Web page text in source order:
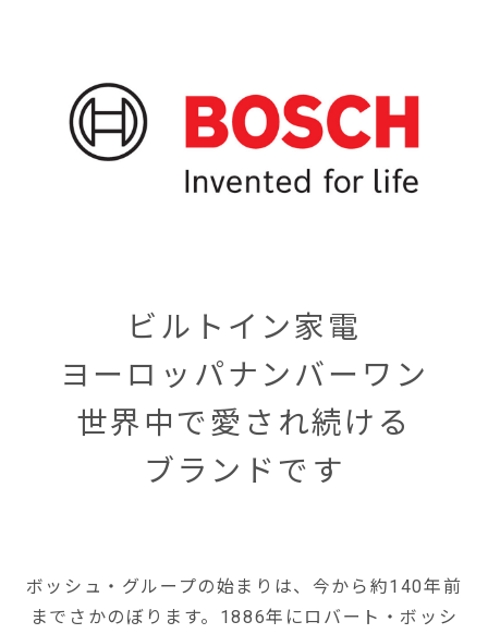
ビルトイン家電
ヨーロッパナンバーワン
世界中で愛され続ける
ブランドです
ボッシュ・グループの始まりは、今から約140年前
までさかのぼります。1886年にロバート・ボッシ